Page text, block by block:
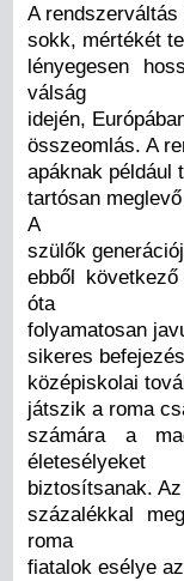
A
sokk, mértékét
lényegesen
válság
idején,
összeomlás. A
apáknak például
tartósan
A
szülők
ebből
óta
folyamatosan
sikeres
középiskolai
játszik a roma
számára a
életesélyeket
biztosítsanak.
százalékkal
roma
fiatalok esélye